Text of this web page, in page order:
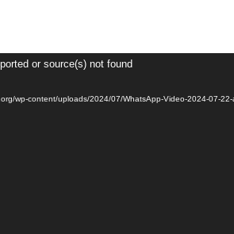
or source(s) not found
wp-content/uploads/2024/07/WhatsApp-Video-2024-07-